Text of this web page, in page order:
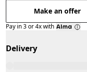
Make an offer
Pay in 3 or 4x with
Delivery